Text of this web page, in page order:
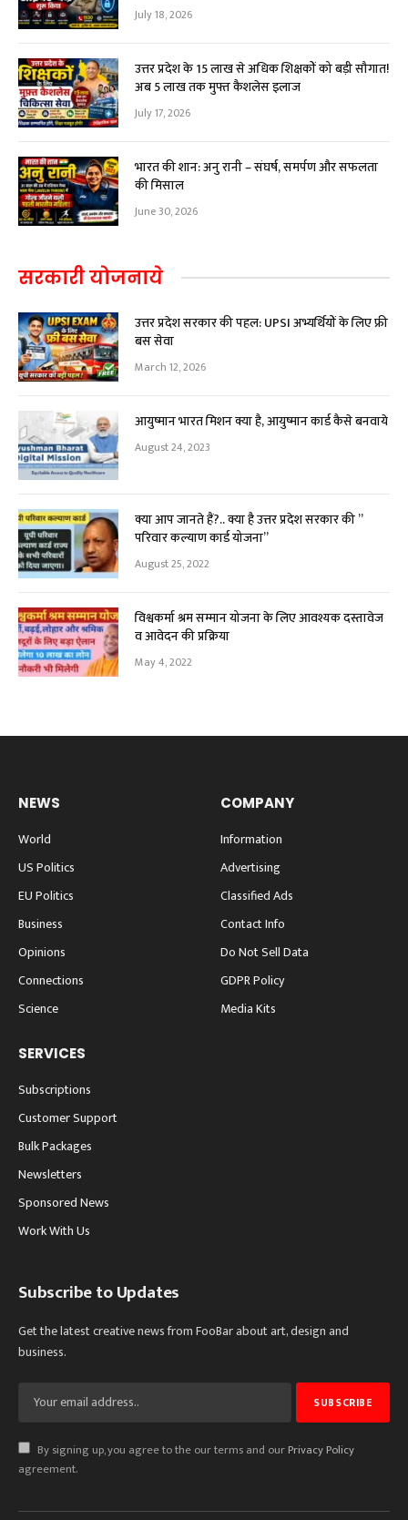
July 18, 2026
उत्तर प्रदेश के 15 लाख से अधिक शिक्षकों को बड़ी सौगात!
अब ₹5 लाख तक मुफ्त कैशलेस इलाज
July 17, 2026
भारत की शान: अनु रानी – संघर्ष, समर्पण और सफलता
की मिसाल
June 30, 2026
सरकारी योजनाये
उत्तर प्रदेश सरकार की पहल: UPSI अभ्यर्थियों के लिए फ्री
बस सेवा
March 12, 2026
आयुष्मान भारत मिशन क्या है, आयुष्मान कार्ड कैसे बनवाये
August 24, 2023
क्या आप जानते हैं?.. क्या है उत्तर प्रदेश सरकार की ”
परिवार कल्याण कार्ड योजना”
August 25, 2022
विश्वकर्मा श्रम सम्मान योजना के लिए आवश्यक दस्तावेज
व आवेदन की प्रक्रिया
May 4, 2022
NEWS
World
US Politics
EU Politics
Business
Opinions
Connections
Science
COMPANY
Information
Advertising
Classified Ads
Contact Info
Do Not Sell Data
GDPR Policy
Media Kits
SERVICES
Subscriptions
Customer Support
Bulk Packages
Newsletters
Sponsored News
Work With Us
Subscribe to Updates
Get the latest creative news from FooBar about art, design and
business.
By signing up, you agree to the our terms and ourPrivacy Policy
agreement.